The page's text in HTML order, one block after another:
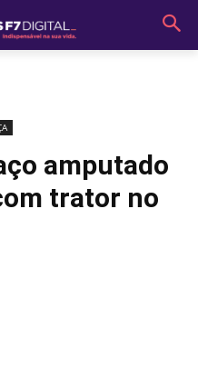
amputado
trator no